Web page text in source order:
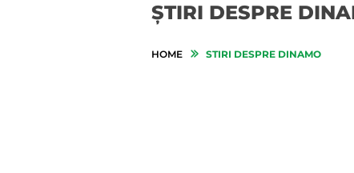
ȘTIRI DESPRE
HOME STIRI DESPRE DINAMO